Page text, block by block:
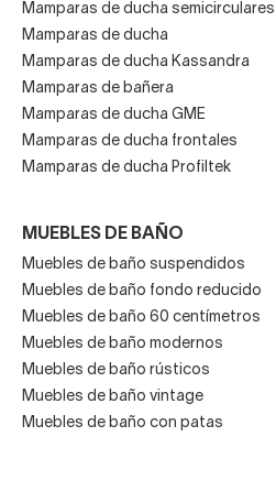
Mamparas de ducha semicirculares
Mamparas de ducha
Mamparas de ducha Kassandra
Mamparas de bañera
Mamparas de ducha GME
Mamparas de ducha frontales
Mamparas de ducha Profiltek
MUEBLES DE BAÑO
Muebles de baño suspendidos
Muebles de baño fondo reducido
Muebles de baño 60 centímetros
Muebles de baño modernos
Muebles de baño rústicos
Muebles de baño vintage
Muebles de baño con patas